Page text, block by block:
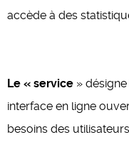
accède à des
Le « service »
interface en ligne
besoins des